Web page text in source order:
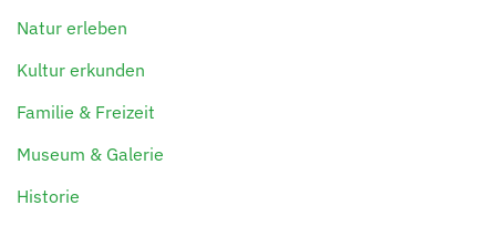
Natur erleben
Kultur erkunden
Familie & Freizeit
Museum & Galerie
Historie